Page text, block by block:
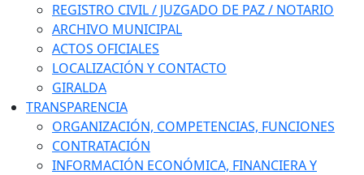
REGISTRO CIVIL / JUZGADO DE PAZ / NOTARIO
ARCHIVO MUNICIPAL
ACTOS OFICIALES
LOCALIZACIÓN Y CONTACTO
GIRALDA
TRANSPARENCIA
ORGANIZACIÓN, COMPETENCIAS, FUNCIONES
CONTRATACIÓN
INFORMACIÓN ECONÓMICA, FINANCIERA Y